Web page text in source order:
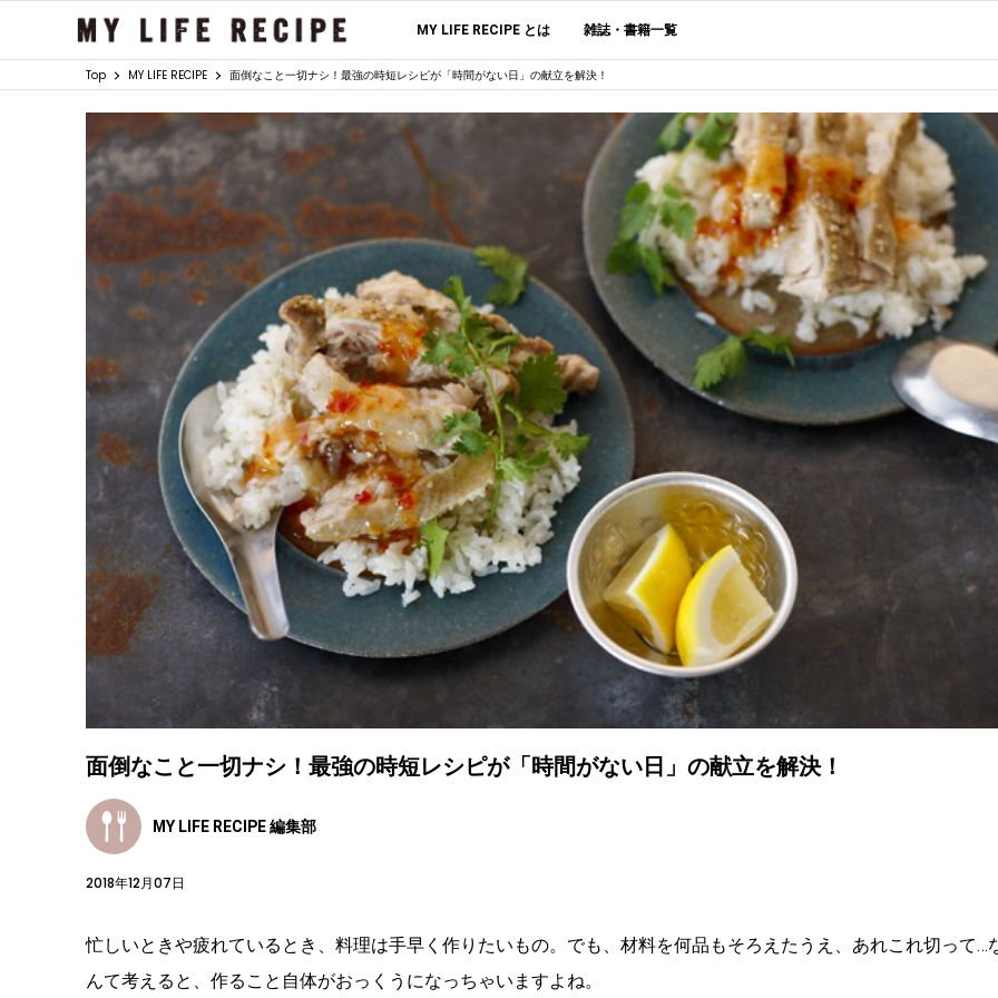
MY LIFE RECIPE とは 雑誌・書籍一覧
Top MY LIFE RECIPE 面倒なこと一切ナシ！最強の時短レシピが「時間がない日」の献立を解決！
面倒なこと一切ナシ！最強の時短レシピが「時間がない日」の献立を解決！
MY LIFE RECIPE 編集部
2018年12月07日
忙しいときや疲れているとき、料理は手早く作りたいもの。でも、材料を何品もそろえたうえ、あれこれ切って…
んて考えると、作ること自体がおっくうになっちゃいますよね。